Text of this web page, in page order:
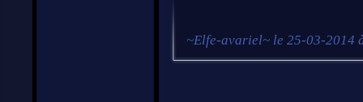
~Elfe-avariel~ le 25-03-2014